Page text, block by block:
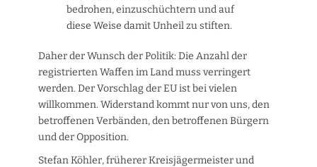
bedrohen, einzuschüchtern und auf
diese Weise damit Unheil zu stiften.
Daher der Wunsch der Politik: Die Anzahl der
registrierten Waffen im Land muss verringert
werden. Der Vorschlag der EU ist bei vielen
willkommen. Widerstand kommt nur von uns, den
betroffenen Verbänden, den betroffenen Bürgern
und der Opposition.
Stefan Köhler, früherer Kreisjägermeister und